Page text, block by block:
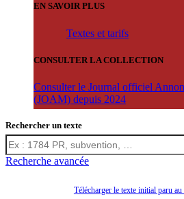
EN SAVOIR PLUS
Textes et tarifs
CONSULTER LA COLLECTION
Consulter le Journal officiel
(JOAM) depuis 2024
Rechercher un texte
Recherche avancée
Télécharger le texte initial paru